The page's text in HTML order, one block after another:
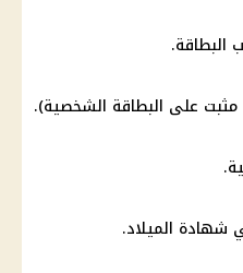
البطاقة.
مثبت على البطاقة الشخصية).
شهادة الميلاد.